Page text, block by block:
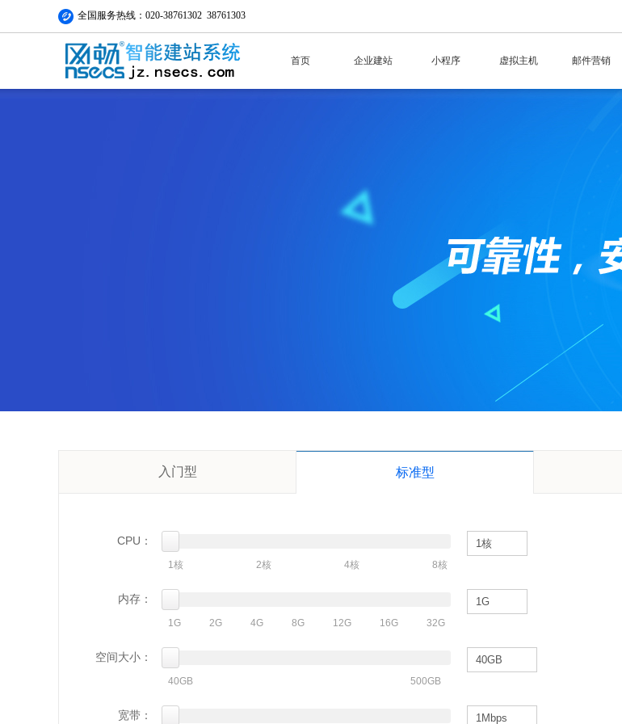
全国服务热线：020-38761302 38761303
首页 企业建站 小程序 虚拟主机 邮件营销
入门型 标准型
CPU：
1核 2核 4核 8核
内存：
1G 2G 4G 8G 12G 16G 32G
空间大小：
40GB 500GB
宽带：